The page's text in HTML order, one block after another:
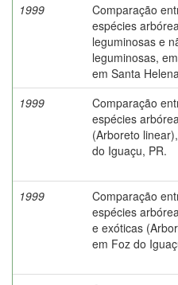
1999
Comparação
espécies
leguminosas e
leguminosas,
em Santa
1999
Comparação
espécies
(Arboreto
do Iguaçu, PR.
1999
Comparação
espécies
e exóticas
em Foz do